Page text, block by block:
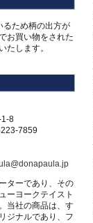
るため柄の出方が
お買い物をされた
たします。
8
7859
ターであり、その
ーヨークテイスト
当社の商品は、す
ジナルであり、フ